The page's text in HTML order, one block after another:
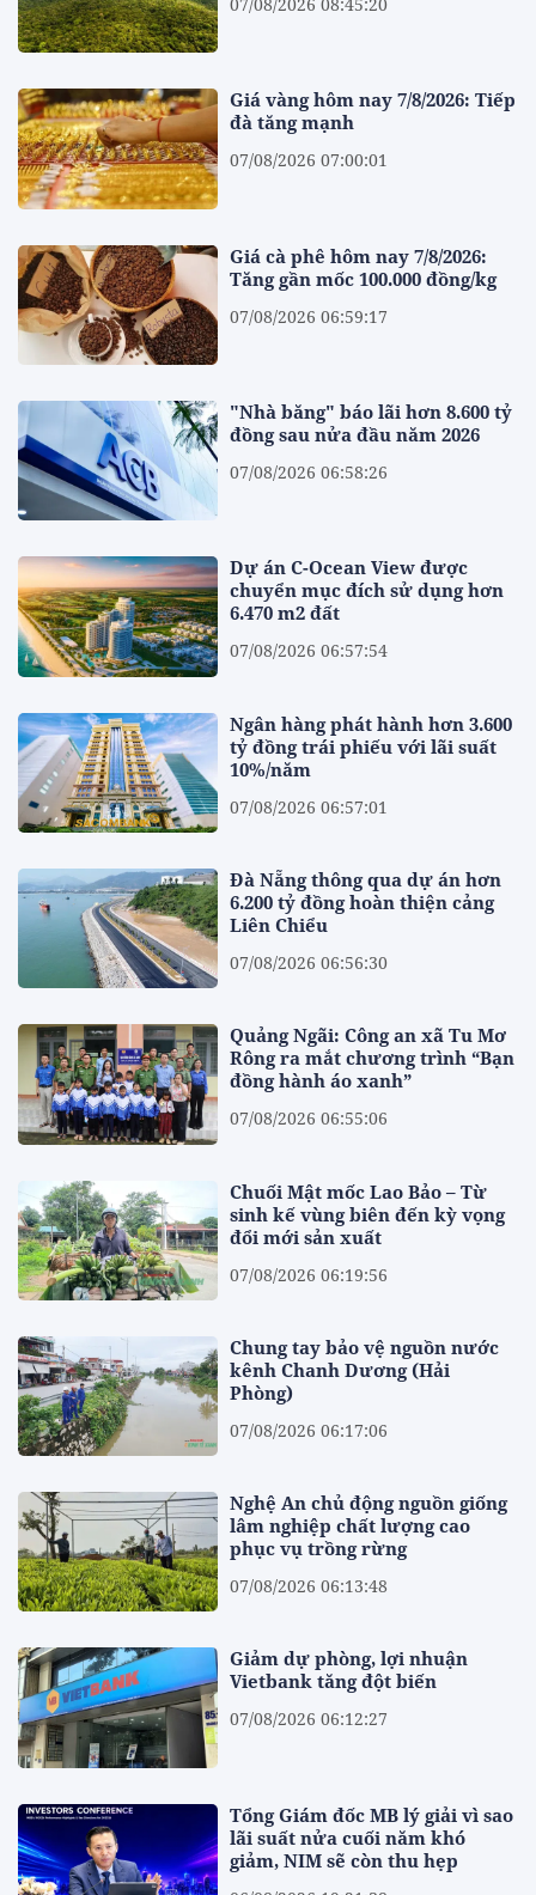
Giá vàng hôm nay 7/8/2026: Tiếp
đà tăng mạnh
07/08/2026 07:00:01
Giá cà phê hôm nay 7/8/2026:
Tăng gần mốc 100.000 đồng/kg
07/08/2026 06:59:17
"Nhà băng" báo lãi hơn 8.600 tỷ
đồng sau nửa đầu năm 2026
07/08/2026 06:58:26
Dự án C-Ocean View được
chuyển mục đích sử dụng hơn
6.470 m2 đất
07/08/2026 06:57:54
Ngân hàng phát hành hơn 3.600
tỷ đồng trái phiếu với lãi suất
10%/năm
07/08/2026 06:57:01
Đà Nẵng thông qua dự án hơn
6.200 tỷ đồng hoàn thiện cảng
Liên Chiểu
07/08/2026 06:56:30
Quảng Ngãi: Công an xã Tu Mơ
Rông ra mắt chương trình “Bạn
đồng hành áo xanh”
07/08/2026 06:55:06
Chuối Mật mốc Lao Bảo – Từ
sinh kế vùng biên đến kỳ vọng
đổi mới sản xuất
07/08/2026 06:19:56
Chung tay bảo vệ nguồn nước
kênh Chanh Dương (Hải
Phòng)
07/08/2026 06:17:06
Nghệ An chủ động nguồn giống
lâm nghiệp chất lượng cao
phục vụ trồng rừng
07/08/2026 06:13:48
Giảm dự phòng, lợi nhuận
Vietbank tăng đột biến
07/08/2026 06:12:27
Tổng Giám đốc MB lý giải vì sao
lãi suất nửa cuối năm khó
giảm, NIM sẽ còn thu hẹp